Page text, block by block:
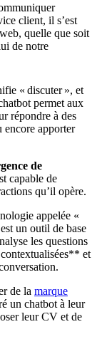
client, il s’est
quelle que soit
de notre
« discuter », et
permet aux
répondre à des
encore apporter
de
capable de
qu’il opère.
appelée «
un outil de base
les questions
et
de la marque
un chatbot à leur
leur CV et de